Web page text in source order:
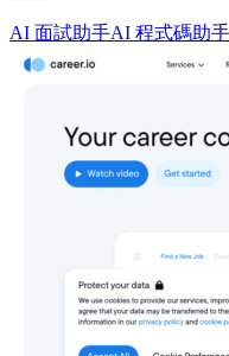
AI 面試助手AI 程式碼助手